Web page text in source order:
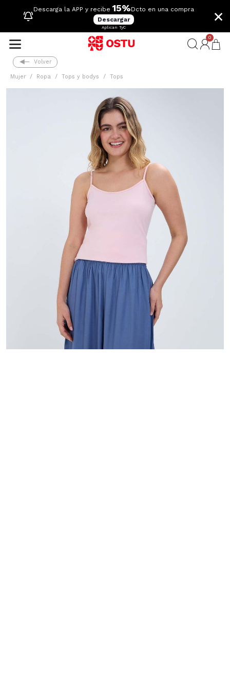
Descarga la APP y recibe 15%Dcto en una compra
Descargar
Aplican TyC
×
0
Volver
Mujer Ropa Tops y bodys Tops